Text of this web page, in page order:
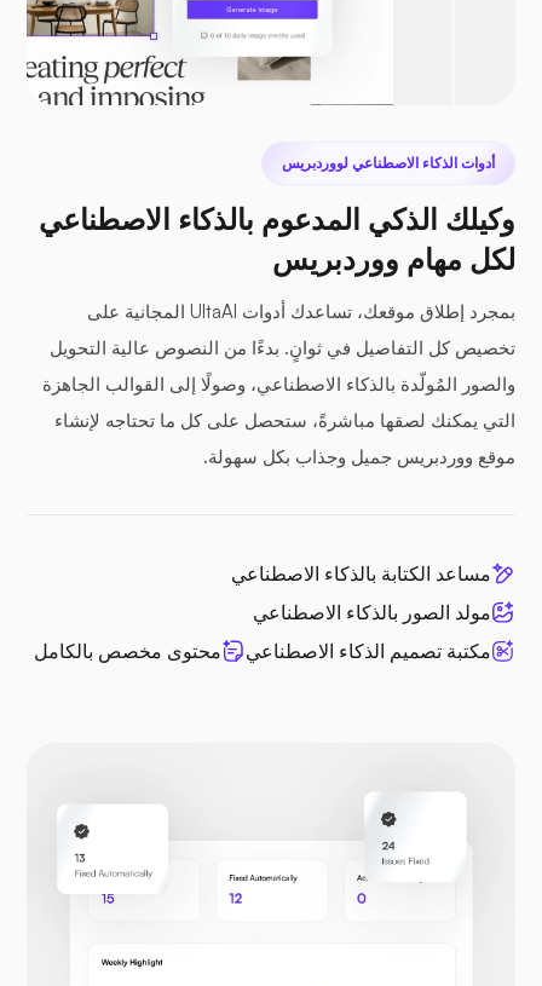
أدوات الذكاء الاصطناعي لووردبريس
وكيلك الذكي المدعوم بالذكاء الاصطناعي
لكل مهام ووردبريس
بمجرد إطلاق موقعك، تساعدك أدوات UltaAI المجانية على
تخصيص كل التفاصيل في ثوانٍ. بدءًا من النصوص عالية التحويل
والصور المُولّدة بالذكاء الاصطناعي، وصولًا إلى القوالب الجاهزة
التي يمكنك لصقها مباشرةً، ستحصل على كل ما تحتاجه لإنشاء
موقع ووردبريس جميل وجذاب بكل سهولة.
مساعد الكتابة بالذكاء الاصطناعي
مولد الصور بالذكاء الاصطناعي
مكتبة تصميم الذكاء الاصطناعي
محتوى مخصص بالكامل